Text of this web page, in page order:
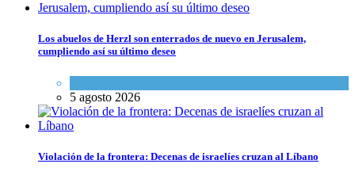
Los abuelos de Herzl son enterrados de nuevo en Jerusalem,
cumpliendo así su último deseo
5 agosto 2026
Violación de la frontera: Decenas de israelíes cruzan al Líbano